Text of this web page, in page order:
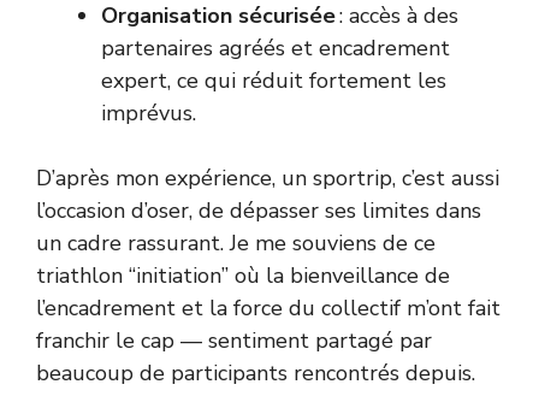
Organisation sécurisée: accès à des
partenaires agréés et encadrement
expert, ce qui réduit fortement les
imprévus.
D’après mon expérience, un sportrip, c’est aussi
l’occasion d’oser, de dépasser ses limites dans
un cadre rassurant. Je me souviens de ce
triathlon “initiation” où la bienveillance de
l’encadrement et la force du collectif m’ont fait
franchir le cap — sentiment partagé par
beaucoup de participants rencontrés depuis.